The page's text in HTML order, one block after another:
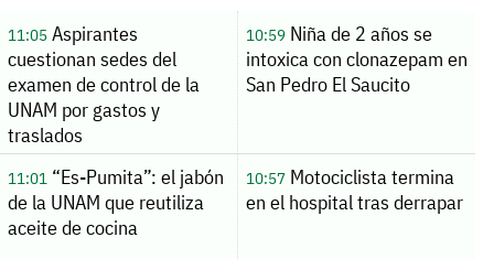
11:05Aspirantes
cuestionan sedes del
examen de control de la
UNAM por gastos y
traslados
10:59Niña de 2 años se
intoxica con clonazepam en
San Pedro El Saucito
11:01“Es-Pumita”: el jabón
de la UNAM que reutiliza
aceite de cocina
10:57Motociclista termina
en el hospital tras derrapar